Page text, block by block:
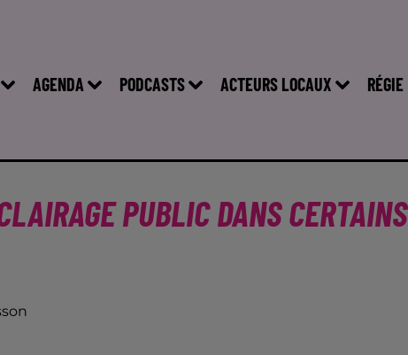
AGENDA PODCASTS ACTEURS LOCAUX RÉGIE
PUBLIC DANS CERTAINS